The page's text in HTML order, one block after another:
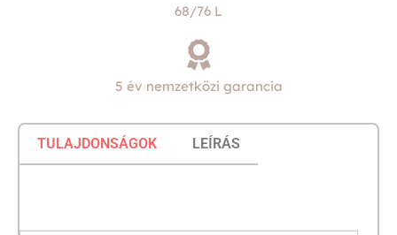
68/76 L
5 év nemzetközi garancia
TULAJDONSÁGOK LEÍRÁS